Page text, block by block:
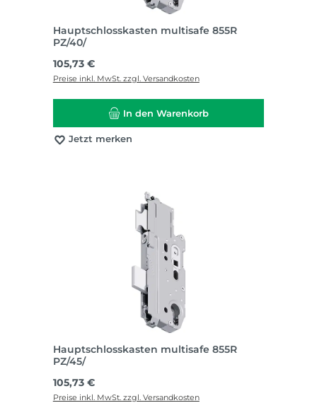
Hauptschlosskasten multisafe 855R
PZ/40/
Regulärer Preis:
105,73 €
Preise inkl. MwSt. zzgl. Versandkosten
In den Warenkorb
Jetzt merken
Hauptschlosskasten multisafe 855R
PZ/45/
Regulärer Preis:
105,73 €
Preise inkl. MwSt. zzgl. Versandkosten